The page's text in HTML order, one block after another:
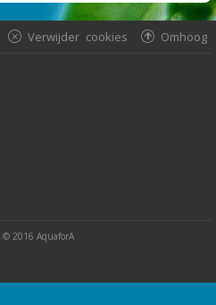
Omhoog
Verwijder cookies
© 2016 AquaforA